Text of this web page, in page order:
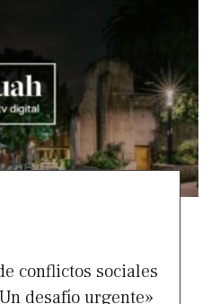
conflictos sociales
desafío urgente»